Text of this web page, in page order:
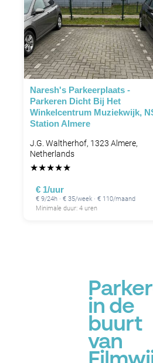
Naresh's Parkeerplaats -
Parkeren Dicht Bij Het
Winkelcentrum Muziekwijk,
Station Almere
J.G. Waltherhof, 1323 Almere,
Netherlands
★★★★★
€ 1/uur
€ 9/24h · € 35/week · € 110/maand
Minimale duur: 4 uren
in de
buurt
van